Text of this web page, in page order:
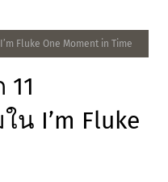
Fluke One Moment in Time
I’m Fluke